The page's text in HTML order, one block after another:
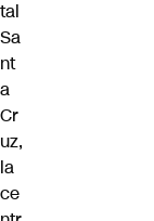
tal
Sa
nt
a
Cr
uz,
la
ce